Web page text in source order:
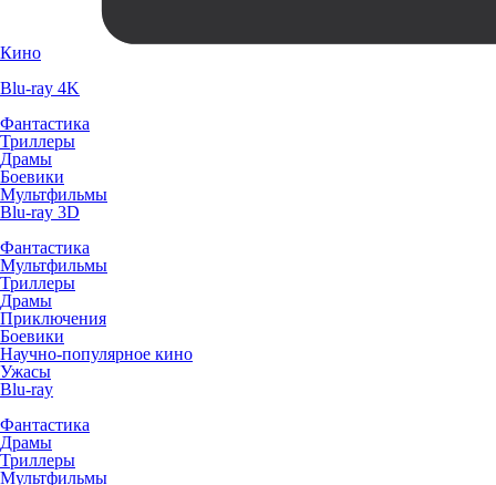
Кино
Blu-ray 4K
Фантастика
Триллеры
Драмы
Боевики
Мультфильмы
Blu-ray 3D
Фантастика
Мультфильмы
Триллеры
Драмы
Приключения
Боевики
Научно-популярное кино
Ужасы
Blu-ray
Фантастика
Драмы
Триллеры
Мультфильмы